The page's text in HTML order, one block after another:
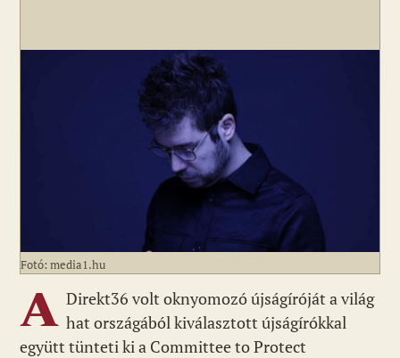
Fotó: media1.hu
A Direkt36 volt oknyomozó újságíróját a világ
hat országából kiválasztott újságírókkal
együtt tünteti ki a Committee to Protect